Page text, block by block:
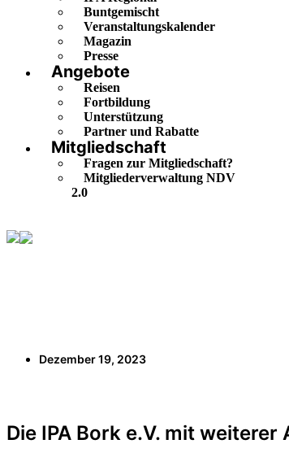
Buntgemischt
Veranstaltungskalender
Magazin
Presse
Angebote
Reisen
Fortbildung
Unterstützung
Partner und Rabatte
Mitgliedschaft
Fragen zur Mitgliedschaft?
Mitgliederverwaltung NDV
2.0
Dezember 19, 2023
Die IPA Bork e.V. mit